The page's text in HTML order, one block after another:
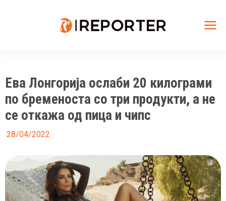
Ева Лонгорија ослаби 20 килограми
по бременоста со три продукти, а не
се откажа од пица и чипс
28/04/2022